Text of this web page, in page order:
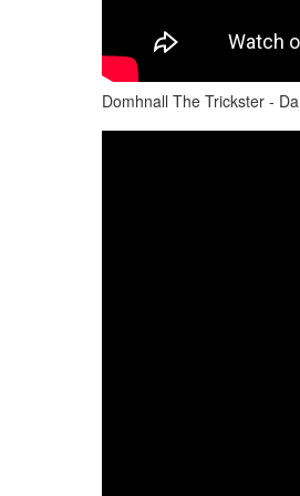
Domhnall The Trickster -